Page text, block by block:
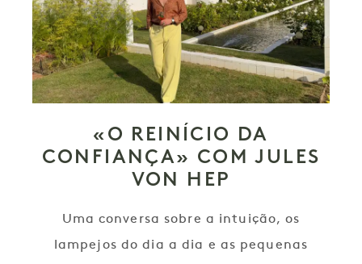
«O REINÍCIO DA
CONFIANÇA» COM JULES
VON HEP
Uma conversa sobre a intuição, os
lampejos do dia a dia e as pequenas